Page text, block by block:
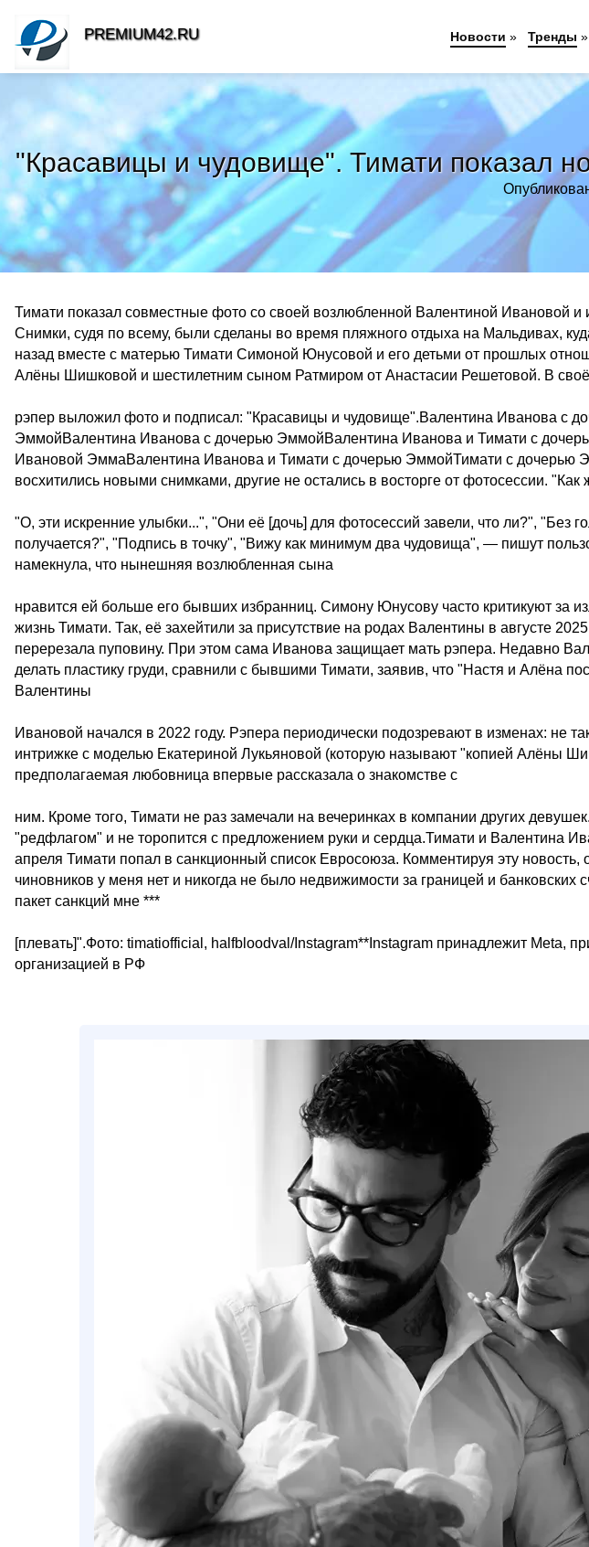
"Красавицы и чудовище". Тимати показал
Тимати показал совместные фото со своей возлюбленной Валентиной Ивановой
Снимки, судя по всему, были сделаны во время пляжного отдыха на Мальдивах,
назад вместе с матерью Тимати Симоной Юнусовой и его детьми от прошлых
Алёны Шишковой и шестилетним сыном Ратмиром от Анастасии Решетовой. В
рэпер выложил фото и подписал: "Красавицы и чудовище".Валентина Иванова с
ЭммойВалентина Иванова с дочерью ЭммойВалентина Иванова и Тимати с
Ивановой ЭммаВалентина Иванова и Тимати с дочерью ЭммойТимати с дочерью
восхитились новыми снимками, другие не остались в восторге от фотосессии. "Как
"О, эти искренние улыбки...", "Они её [дочь] для фотосессий завели, что ли?", "Без
получается?", "Подпись в точку", "Вижу как минимум два чудовища", — пишут
намекнула, что нынешняя возлюбленная сына
нравится ей больше его бывших избранниц. Симону Юнусову часто критикуют за
жизнь Тимати. Так, её захейтили за присутствие на родах Валентины в августе
перерезала пуповину. При этом сама Иванова защищает мать рэпера. Недавно
делать пластику груди, сравнили с бывшими Тимати, заявив, что "Настя и Алёна
Валентины
Ивановой начался в 2022 году. Рэпера периодически подозревают в изменах: не
интрижке с моделью Екатериной Лукьяновой (которую называют "копией Алёны
предполагаемая любовница впервые рассказала о знакомстве с
ним. Кроме того, Тимати не раз замечали на вечеринках в компании других
"редфлагом" и не торопится с предложением руки и сердца.Тимати и Валентина
апреля Тимати попал в санкционный список Евросоюза. Комментируя эту новость,
чиновников у меня нет и никогда не было недвижимости за границей и
пакет санкций мне ***
[плевать]".Фото: timatiofficial, halfbloodval/Instagram**Instagram принадлежит Meta,
организацией в РФ
PREMIUM42.RU Новости » Тренды »